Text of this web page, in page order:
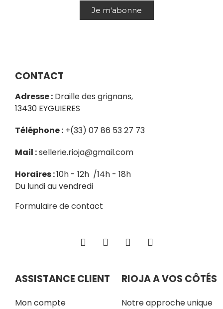
Je m'abonne
CONTACT
Adresse : Draille des grignans,
13430 EYGUIERES
Téléphone : +(33) 07 86 53 27 73
Mail :sellerie.rioja@gmail.com
Horaires :10h - 12h /14h - 18h
Du lundi au vendredi
Formulaire de contact
ASSISTANCE CLIENT
Mon compte
RIOJA A VOS CÔTÉS
Notre approche unique